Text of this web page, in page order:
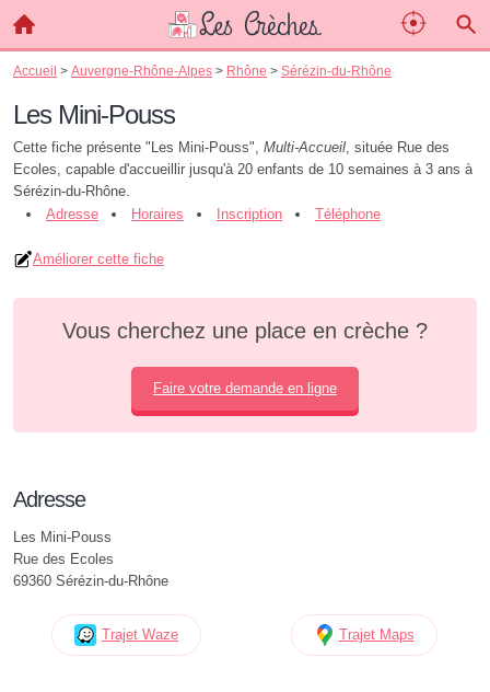
Accueil > Auvergne-Rhône-Alpes > Rhône > Sérézin-du-Rhône
Les Mini-Pouss
Cette fiche présente "Les Mini-Pouss", Multi-Accueil, située Rue des
Ecoles, capable d'accueillir jusqu'à 20 enfants de 10 semaines à 3 ans à
Sérézin-du-Rhône.
Adresse
Horaires Inscription Téléphone
Améliorer cette fiche
Vous cherchez une place en crèche ?
Faire votre demande en ligne
Adresse
Les Mini-Pouss
Rue des Ecoles
69360 Sérézin-du-Rhône
Trajet Waze Trajet Maps